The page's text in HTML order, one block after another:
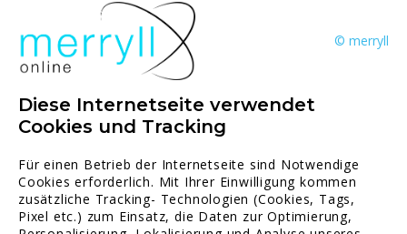
Landingpage
Website Inhalte schreiben
Professionelle Onlineshops
Online Marketing
Suchmaschinen Marketing
© merryll
Diese Internetseite verwendet
Cookies und Tracking
Für einen Betrieb der Internetseite sind Notwendige
Cookies erforderlich. Mit Ihrer Einwilligung kommen
zusätzliche Tracking- Technologien (Cookies, Tags,
Pixel etc.) zum Einsatz, die Daten zur Optimierung,